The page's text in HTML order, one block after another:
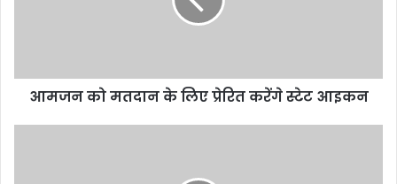
आमजन को मतदान के लिए प्रेरित करेंगे स्टेट आइकन